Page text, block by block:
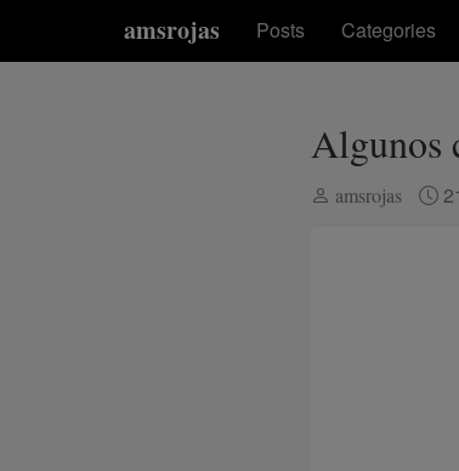
amsrojas Posts Categories
Algunos
amsrojas